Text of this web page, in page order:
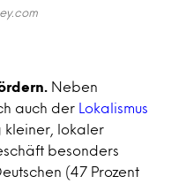
Neben
auch der
Lokalismus
kleiner, lokaler
besonders
(47 Prozent